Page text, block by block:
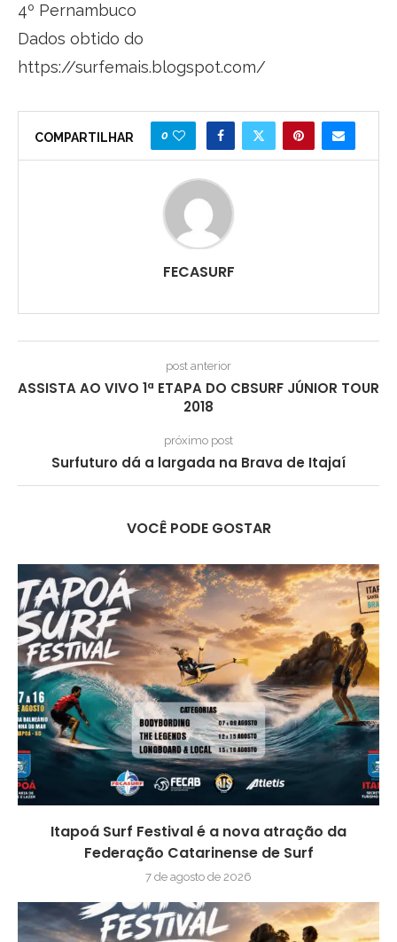
4º Pernambuco
Dados obtido do
https://surfemais.blogspot.com/
COMPARTILHAR 0
FECASURF
post anterior
ASSISTA AO VIVO 1ª ETAPA DO CBSURF JÚNIOR TOUR
2018
próximo post
Surfuturo dá a largada na Brava de Itajaí
VOCÊ PODE GOSTAR
Itapoá Surf Festival é a nova atração da
Federação Catarinense de Surf
7 de agosto de 2026